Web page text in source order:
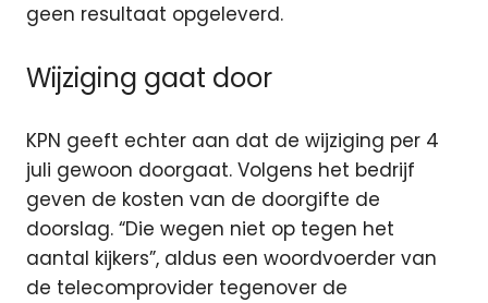
geen resultaat opgeleverd.
Wijziging gaat door
KPN geeft echter aan dat de wijziging per 4
juli gewoon doorgaat. Volgens het bedrijf
geven de kosten van de doorgifte de
doorslag. “Die wegen niet op tegen het
aantal kijkers”, aldus een woordvoerder van
de telecomprovider tegenover de